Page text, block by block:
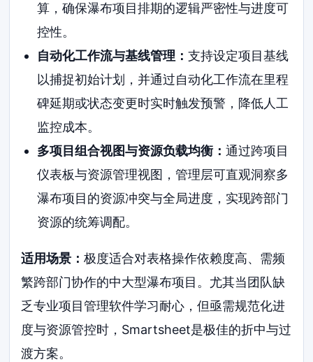
算，确保瀑布项目排期的逻辑严密性与进度可
控性。
自动化工作流与基线管理： 支持设定项目基线
以捕捉初始计划，并通过自动化工作流在里程
碑延期或状态变更时实时触发预警，降低人工
监控成本。
多项目组合视图与资源负载均衡： 通过跨项目
仪表板与资源管理视图，管理层可直观洞察多
瀑布项目的资源冲突与全局进度，实现跨部门
资源的统筹调配。
适用场景：极度适合对表格操作依赖度高、需频
繁跨部门协作的中大型瀑布项目。尤其当团队缺
乏专业项目管理软件学习耐心，但亟需规范化进
度与资源管控时，Smartsheet是极佳的折中与过
渡方案。